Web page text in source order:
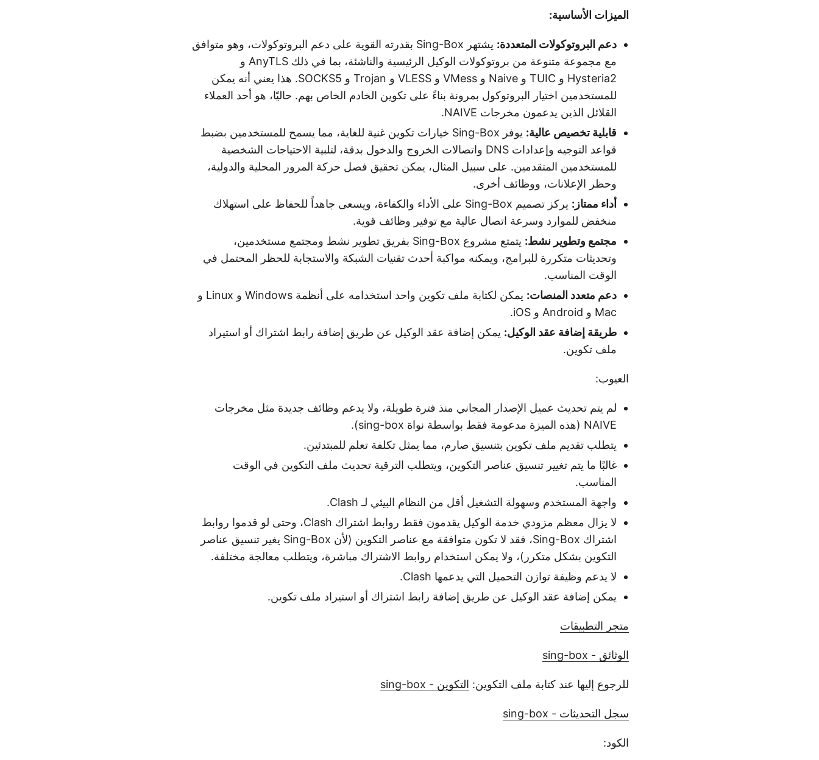
الميزات الأساسية:
دعم البروتوكولات المتعددة:
يشتهر Sing-Box بقدرته القوية على دعم البروتوكولات، وهو متوافق
مع مجموعة متنوعة من بروتوكولات الوكيل الرئيسية والناشئة، بما في ذلك AnyTLS و
Hysteria2 و TUIC و Naive و VMess و VLESS و Trojan و SOCKS5. هذا يعني أنه يمكن
للمستخدمين اختيار البروتوكول بمرونة بناءً على تكوين الخادم الخاص بهم. حاليًا، هو أحد العملاء
القلائل الذين يدعمون مخرجات NAIVE.
قابلية تخصيص عالية:
يوفر Sing-Box خيارات تكوين غنية للغاية، مما يسمح للمستخدمين بضبط
قواعد التوجيه وإعدادات DNS واتصالات الخروج والدخول بدقة، لتلبية الاحتياجات الشخصية
للمستخدمين المتقدمين. على سبيل المثال، يمكن تحقيق فصل حركة المرور المحلية والدولية،
وحظر الإعلانات، ووظائف أخرى.
أداء ممتاز:
يركز تصميم Sing-Box على الأداء والكفاءة، ويسعى جاهداً للحفاظ على استهلاك
منخفض للموارد وسرعة اتصال عالية مع توفير وظائف قوية.
مجتمع وتطوير نشط:
يتمتع مشروع Sing-Box بفريق تطوير نشط ومجتمع مستخدمين،
وتحديثات متكررة للبرامج، ويمكنه مواكبة أحدث تقنيات الشبكة والاستجابة للحظر المحتمل في
الوقت المناسب.
دعم متعدد المنصات:
يمكن لكتابة ملف تكوين واحد استخدامه على أنظمة Windows و Linux و
Mac و Android و iOS.
طريقة إضافة عقد الوكيل: يمكن إضافة عقد الوكيل عن طريق إضافة رابط اشتراك أو استيراد
ملف تكوين.
العيوب:
لم يتم تحديث عميل الإصدار المجاني منذ فترة طويلة، ولا يدعم وظائف جديدة مثل مخرجات
NAIVE (هذه الميزة مدعومة فقط بواسطة نواة sing-box).
يتطلب تقديم ملف تكوين بتنسيق صارم، مما يمثل تكلفة تعلم للمبتدئين.
غالبًا ما يتم تغيير تنسيق عناصر التكوين، ويتطلب الترقية تحديث ملف التكوين في الوقت
المناسب.
واجهة المستخدم وسهولة التشغيل أقل من النظام البيئي لـ Clash.
لا يزال معظم مزودي خدمة الوكيل يقدمون فقط روابط اشتراك Clash، وحتى لو قدموا روابط
اشتراك Sing-Box، فقد لا تكون متوافقة مع عناصر التكوين (لأن Sing-Box يغير تنسيق عناصر
التكوين بشكل متكرر)، ولا يمكن استخدام روابط الاشتراك مباشرة، ويتطلب معالجة مختلفة.
لا يدعم وظيفة توازن التحميل التي يدعمها Clash.
يمكن إضافة عقد الوكيل عن طريق إضافة رابط اشتراك أو استيراد ملف تكوين.
متجر التطبيقات
الوثائق - sing-box
للرجوع إليها عند كتابة ملف التكوين: التكوين - sing-box
سجل التحديثات - sing-box
الكود: